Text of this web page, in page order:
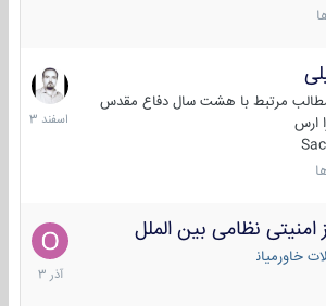
مرتبط با هشت سال دفاع مقدس
20
اسفند
1403
نظامی بین الملل
خاورمیانه
21
آذر
1403